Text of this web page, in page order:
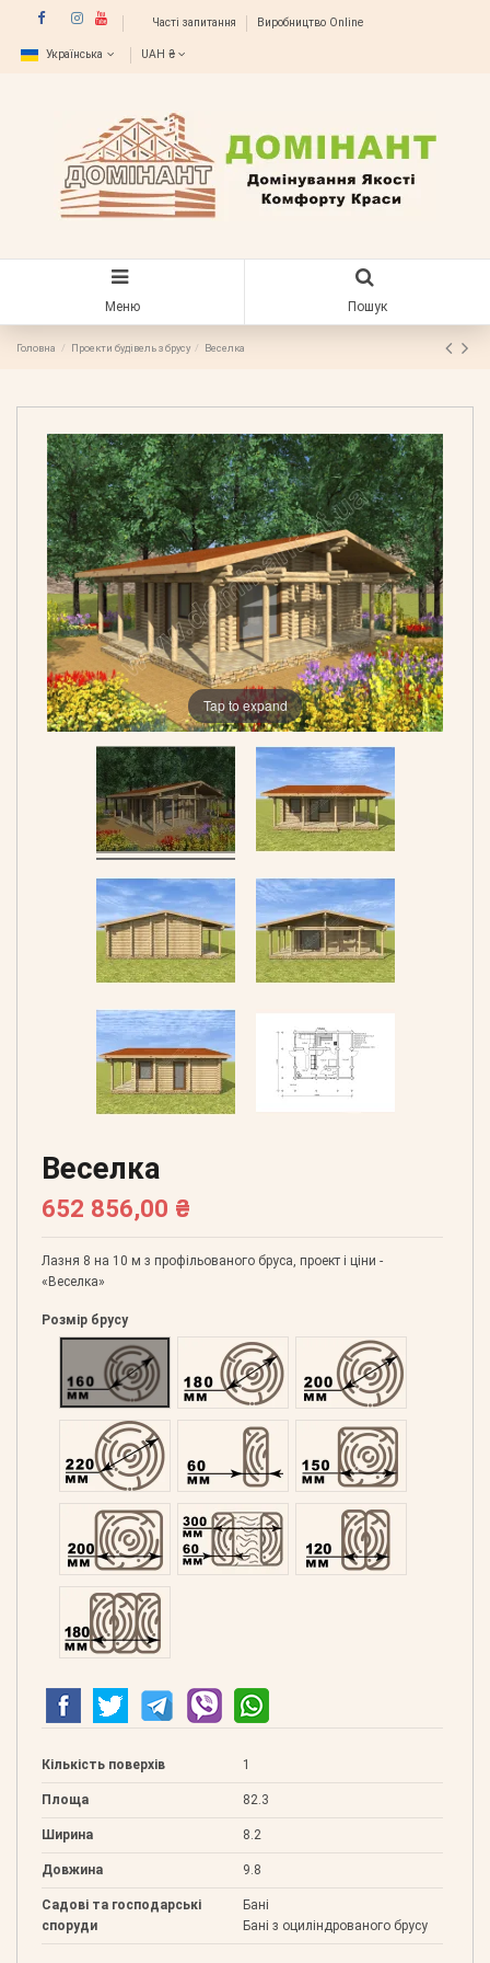
Часті запитання Виробництво Online
Українська UAH ₴
Меню Пошук
Головна Проекти будівель з брусу Веселка
Tap to expand
Веселка
652 856,00 ₴
Лазня 8 на 10 м з профільованого бруса, проект і ціни -
«Веселка»
Розмір брусу
Оциліндрований 160Оциліндрований 180Оциліндрований 200
Оциліндрований 220Профільований 60 Профільований 150
Профільований 200Подвійний 300 Клеєний 120
Клеєний 180
Кількість поверхів 1
Площа 82.3
Ширина 8.2
Довжина 9.8
Садові та господарські
споруди
Бані
Бані з оциліндрованого брусу